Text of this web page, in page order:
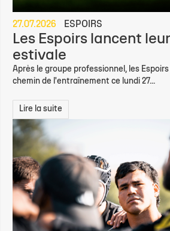
27.07.2026 ESPOIRS
Les Espoirs lancent
estivale
Après le groupe professionnel, les
chemin de l'entraînement ce lundi 27...
Lire la suite